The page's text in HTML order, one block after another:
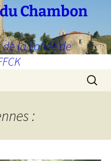
Chambon
la vallée de
: